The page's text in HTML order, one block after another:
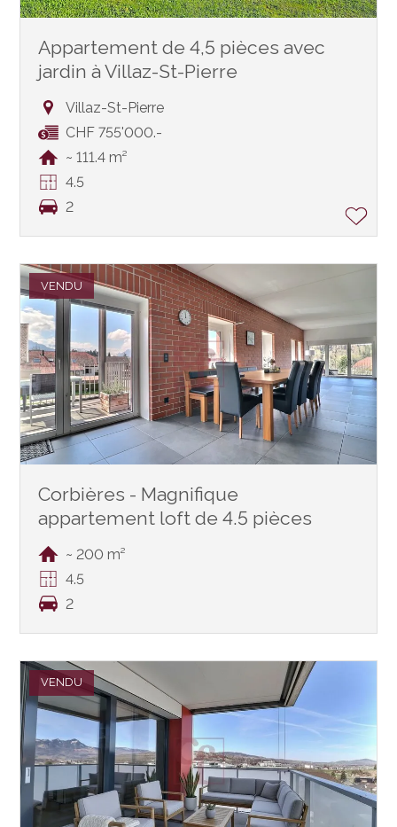
Appartement de 4,5 pièces avec
jardin à Villaz-St-Pierre
Villaz-St-Pierre
CHF 755'000.-
~ 111.4 m²
4.5
2
VENDU
Corbières - Magnifique
appartement loft de 4.5 pièces
~ 200 m²
4.5
2
VENDU